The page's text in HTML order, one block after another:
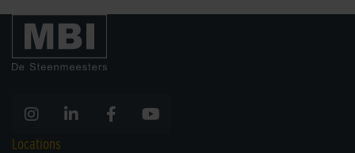
Locations